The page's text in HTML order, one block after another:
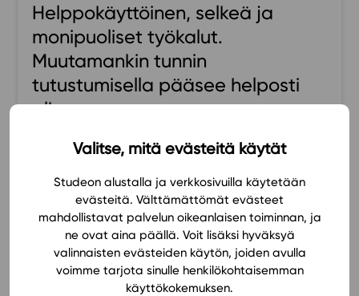
Valitse, mitä evästeitä käytät
Studeon alustalla ja verkkosivuilla käytetään
evästeitä. Välttämättömät evästeet
mahdollistavat palvelun oikeanlaisen toiminnan, ja
ne ovat aina päällä. Voit lisäksi hyväksyä
valinnaisten evästeiden käytön, joiden avulla
voimme tarjota sinulle henkilökohtaisemman
käyttökokemuksen.
Alakoulu
Yläkoulu
Lukio
Ajankohtaista
Tapahtumakalenteri
Yhteisö
Suosittelut
Ohjekeskus
Ohjevideot
Oppikirjailijat
Helppokäyttöinen, selkeä ja
monipuoliset työkalut.
Muutamankin tunnin
tutustumisella pääsee helposti
alkuun.
PeV
KATSO KAIKKI SUOSITUKSET